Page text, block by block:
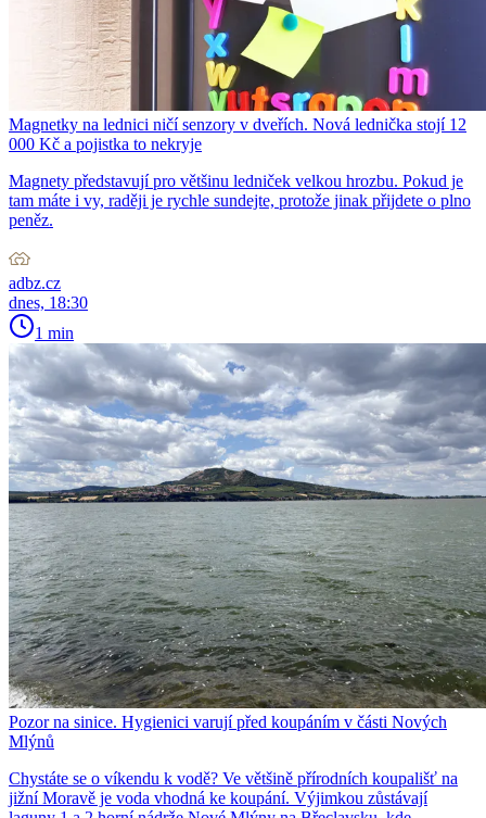
Magnetky na lednici ničí senzory v dveřích. Nová lednička stojí 12
000 Kč a pojistka to nekryje
Magnety představují pro většinu ledniček velkou hrozbu. Pokud je
tam máte i vy, raději je rychle sundejte, protože jinak přijdete o plno
peněz.
adbz.cz
dnes, 18:30
1 min
Pozor na sinice. Hygienici varují před koupáním v části Nových
Mlýnů
Chystáte se o víkendu k vodě? Ve většině přírodních koupališť na
jižní Moravě je voda vhodná ke koupání. Výjimkou zůstávají